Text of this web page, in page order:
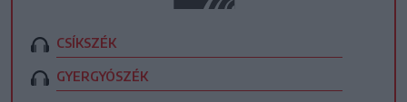
CSÍKSZÉK
GYERGYÓSZÉK